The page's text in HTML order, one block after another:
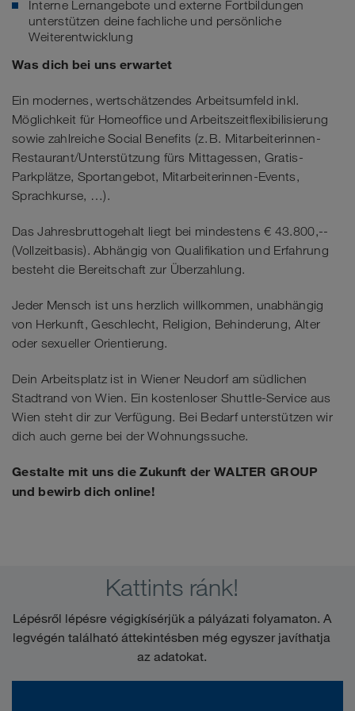
Interne Lernangebote und externe Fortbildungen
unterstützen deine fachliche und persönliche
Weiterentwicklung
Was dich bei uns erwartet
Ein modernes, wertschätzendes Arbeitsumfeld inkl.
Möglichkeit für Homeoffice und Arbeitszeitflexibilisierung
sowie zahlreiche Social Benefits (z. B. Mitarbeiterinnen-
Restaurant/Unterstützung fürs Mittagessen, Gratis-
Parkplätze, Sportangebot, Mitarbeiterinnen-Events,
Sprachkurse, …).
Das Jahresbruttogehalt liegt bei mindestens € 43.800,--
(Vollzeitbasis). Abhängig von Qualifikation und Erfahrung
besteht die Bereitschaft zur Überzahlung.
Jeder Mensch ist uns herzlich willkommen, unabhängig
von Herkunft, Geschlecht, Religion, Behinderung, Alter
oder sexueller Orientierung.
Dein Arbeitsplatz ist in Wiener Neudorf am südlichen
Stadtrand von Wien. Ein kostenloser Shuttle-Service aus
Wien steht dir zur Verfügung. Bei Bedarf unterstützen wir
dich auch gerne bei der Wohnungssuche.
Gestalte mit uns die Zukunft der WALTER GROUP
und bewirb dich online!
Kattints ránk!
Lépésről lépésre végigkísérjük a pályázati folyamaton. A
legvégén található áttekintésben még egyszer javíthatja
az adatokat.